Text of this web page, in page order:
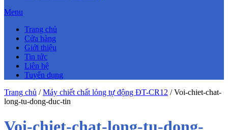
Menu
Trang chủ
Cửa hàng
Giới thiệu
Tin tức
Liên hệ
Tuyển dụng
Trang chủ /Máy chiết chất lỏng tự động ĐT-CR12 /Voi-chiet-chat-
long-tu-dong-duc-tin